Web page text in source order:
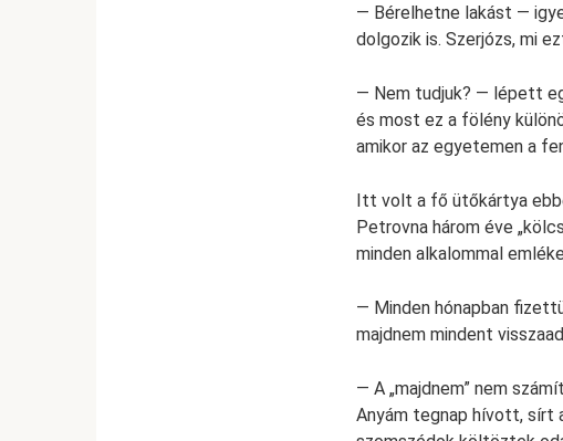
— Bérelhetne lakást —
dolgozik is. Szerjózs, mi
— Nem tudjuk? — lépett
és most ez a fölény
amikor az egyetemen a
Itt volt a fő ütőkártya
Petrovna három éve
minden alkalommal
— Minden hónapban
majdnem mindent
— A „majdnem” nem
Anyám tegnap hívott, sírt